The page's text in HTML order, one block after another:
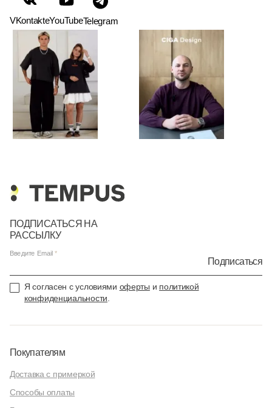
VKontakteYouTubeTelegram
ПОДПИСАТЬСЯ НА
РАССЫЛКУ
Введите Email
Подписаться
Я согласен с условиями оферты и политикой
конфиденциальности
Покупателям
Доставка с примеркой
Способы оплаты